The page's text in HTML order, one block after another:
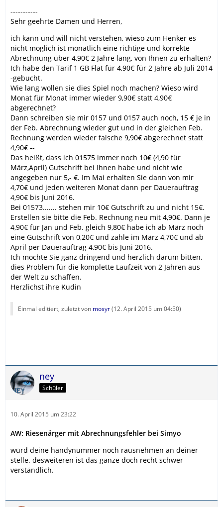
-----------
Sehr geehrte Damen und Herren,
ich kann und will nicht verstehen, wieso zum Henker es
nicht möglich ist monatlich eine richtige und korrekte
Abrechnung über 4,90€ 2 Jahre lang, von Ihnen zu erhalten?
Ich habe den Tarif 1 GB Flat für 4,90€ für 2 Jahre ab Juli 2014
-gebucht.
Wie lang wollen sie dies Spiel noch machen? Wieso wird
Monat für Monat immer wieder 9,90€ statt 4,90€
abgerechnet?
Dann schreiben sie mir 0157 und 0157 auch noch, 15 € je in
der Feb. Abrechnung wieder gut und in der gleichen Feb.
Rechnung werden wieder falsche 9,90€ abgerechnet statt
4,90€ --
Das heißt, dass ich 01575 immer noch 10€ (4,90 für
März,April) Gutschrift bei Ihnen habe und nicht wie
angegeben nur 5,- €. Im Mai erhalten Sie dann von mir
4,70€ und jeden weiteren Monat dann per Dauerauftrag
4,90€ bis Juni 2016.
Bei 01573....... stehen mir 10€ Gutschrift zu und nicht 15€.
Erstellen sie bitte die Feb. Rechnung neu mit 4,90€. Dann je
4,90€ für Jan und Feb. gleich 9,80€ habe ich ab März noch
eine Gutschrift von 0,20€ und zahle im März 4,70€ und ab
April per Dauerauftrag 4,90€ bis Juni 2016.
Ich möchte Sie ganz dringend und herzlich darum bitten,
dies Problem für die komplette Laufzeit von 2 Jahren aus
der Welt zu schaffen.
Herzlichst ihre Kudin
Einmal editiert, zuletzt von mosyr(12. April 2015 um 04:50)
ney
Schüler
10. April 2015 um 23:22
AW: Riesenärger mit Abrechnungsfehler bei Simyo
würd deine handynummer noch rausnehmen an deiner
stelle. desweiteren ist das ganze doch recht schwer
verständlich.